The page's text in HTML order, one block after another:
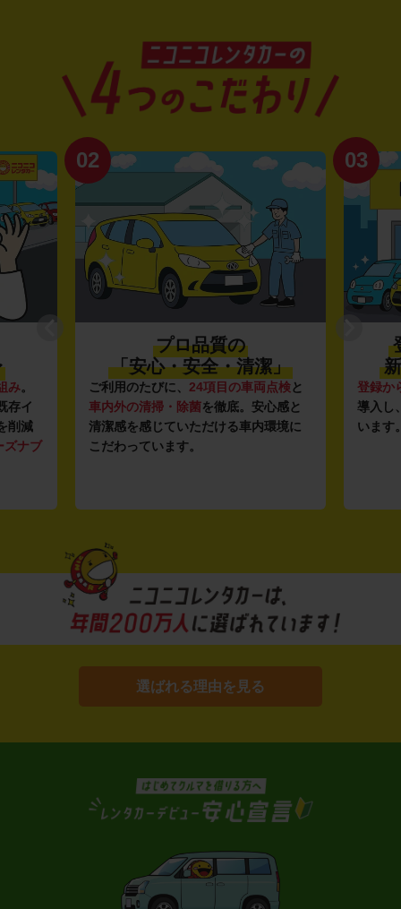
み。
存イ
削減
ズナブ
02
プロ品質の
「安心・安全・清潔」
ご利用のたびに、 24項目の車両点検と
車内外の清掃・除菌を徹底。安心感と
清潔感を感じていただける車内環境に
こだわっています。
03
登録か
導入し
います
選ばれる理由を見る